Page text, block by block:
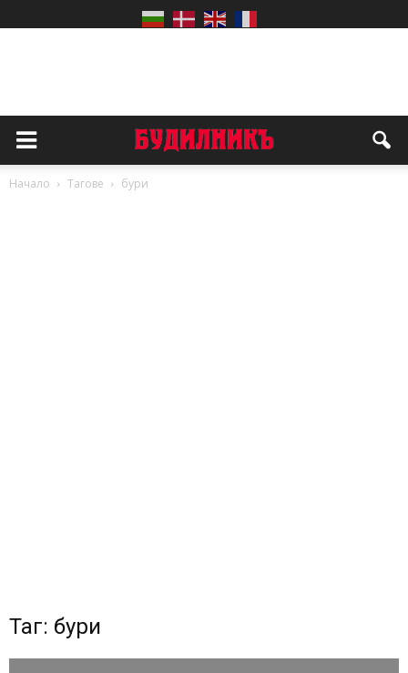
Начало Тагове бури
Таг: бури